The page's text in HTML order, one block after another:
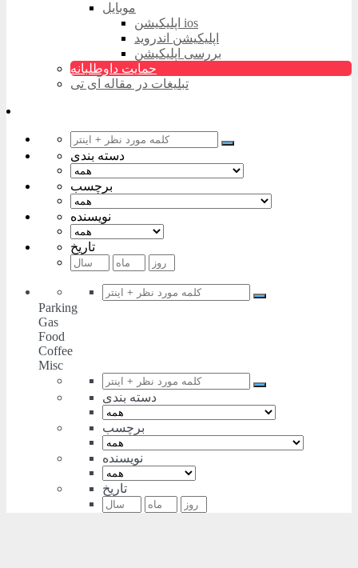
موبایل
اپلیکیشن ios
اپلیکیشن اندروید
بررسی اپلیکیشن
حمایت داوطلبانه
تبلیغات در مقاله آی تی
دسته بندی
برچسب
نویسنده
تاریخ
Parking
Gas
Food
Coffee
Misc
دسته بندی
برچسب
نویسنده
تاریخ